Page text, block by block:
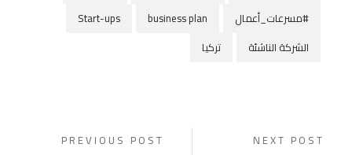
#مسرعات_أعمال
business plan
Start-ups
الشركة الناشئة
تركيا
PREVIOUS POST NEXT POST